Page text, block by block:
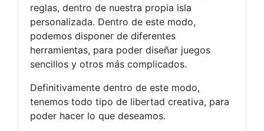
reglas, dentro de nuestra propia isla
personalizada. Dentro de este modo,
podemos disponer de diferentes
herramientas, para poder diseñar juegos
sencillos y otros más complicados.
Definitivamente dentro de este modo,
tenemos todo tipo de libertad creativa, para
poder hacer lo que deseamos.